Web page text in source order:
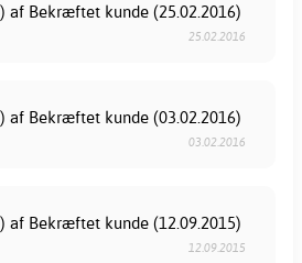
af Bekræftet kunde (25.02.2016)
25.02.2016
af Bekræftet kunde (03.02.2016)
03.02.2016
af Bekræftet kunde (12.09.2015)
12.09.2015